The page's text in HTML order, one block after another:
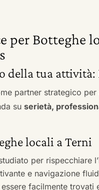
per Botteghe
della tua
partner strategico
suserietà,
locali a Terni
per rispecchiare
e navigazione
facilmente